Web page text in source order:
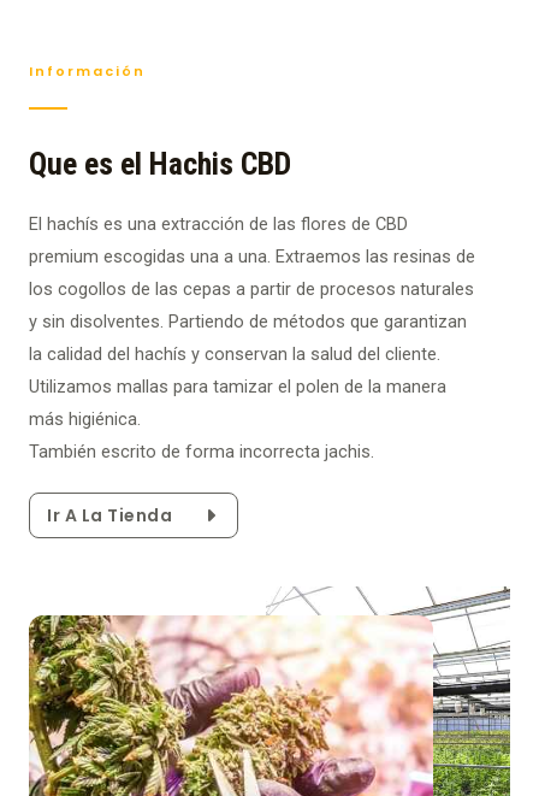
Información
Que es el Hachis CBD
El hachís es una extracción de las flores de CBD
premium escogidas una a una. Extraemos las resinas de
los cogollos de las cepas a partir de procesos naturales
y sin disolventes. Partiendo de métodos que garantizan
la calidad del hachís y conservan la salud del cliente.
Utilizamos mallas para tamizar el polen de la manera
más higiénica.
También escrito de forma incorrecta jachis.
Ir A La Tienda